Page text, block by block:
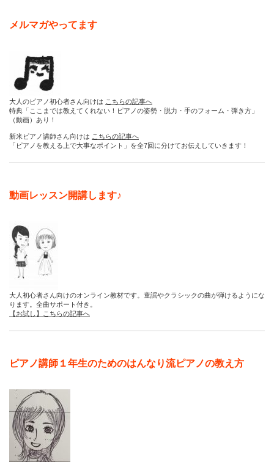
メルマガやってます
大人のピアノ初心者さん向けは こちらの記事へ
特典「ここまでは教えてくれない！ピアノの姿勢・脱力・手のフォーム・弾き方」
（動画）あり！
新米ピアノ講師さん向けは こちらの記事へ
「ピアノを教える上で大事なポイント」を全7回に分けてお伝えしていきます！
動画レッスン開講します♪
大人初心者さん向けのオンライン教材です。童謡やクラシックの曲が弾けるようにな
ります。全曲サポート付き。
【お試し】こちらの記事へ
ピアノ講師１年生のためのはんなり流ピアノの教え方